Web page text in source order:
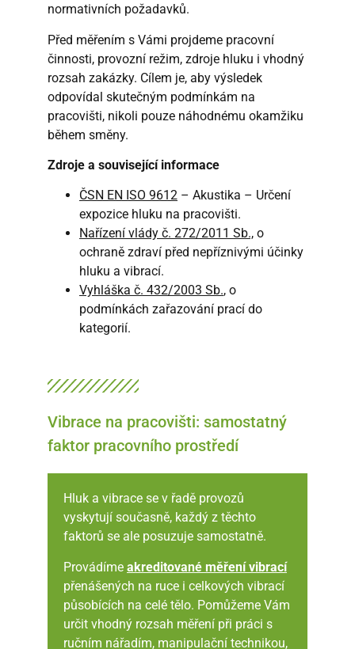
normativních požadavků.
Před měřením s Vámi projdeme pracovní
činnosti, provozní režim, zdroje hluku i vhodný
rozsah zakázky. Cílem je, aby výsledek
odpovídal skutečným podmínkám na
pracovišti, nikoli pouze náhodnému okamžiku
během směny.
Zdroje a související informace
ČSN EN ISO 9612 – Akustika – Určení
expozice hluku na pracovišti.
Nařízení vlády č. 272/2011 Sb., o
ochraně zdraví před nepříznivými účinky
hluku a vibrací.
Vyhláška č. 432/2003 Sb., o
podmínkách zařazování prací do
kategorií.
Vibrace na pracovišti: samostatný
faktor pracovního prostředí
Hluk a vibrace se v řadě provozů
vyskytují současně, každý z těchto
faktorů se ale posuzuje samostatně.
Provádíme akreditované měření vibrací
přenášených na ruce i celkových vibrací
působících na celé tělo. Pomůžeme Vám
určit vhodný rozsah měření při práci s
ručním nářadím, manipulační technikou,